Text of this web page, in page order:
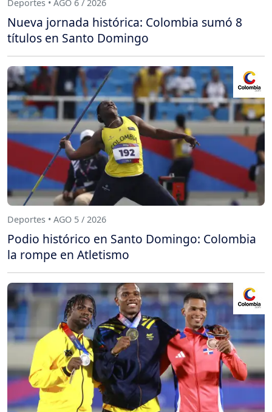
Deportes • AGO 6 / 2026
Nueva jornada histórica: Colombia sumó 8
títulos en Santo Domingo
Deportes • AGO 5 / 2026
Podio histórico en Santo Domingo: Colombia
la rompe en Atletismo